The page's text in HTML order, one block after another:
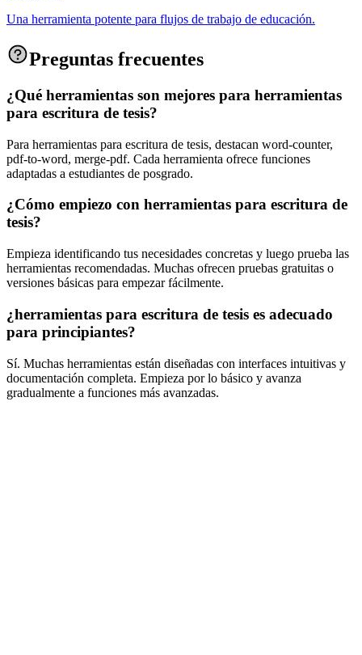
Una herramienta potente para flujos de trabajo de educación.
Preguntas frecuentes
¿Qué herramientas son mejores para herramientas
para escritura de tesis?
Para herramientas para escritura de tesis, destacan word-counter,
pdf-to-word, merge-pdf. Cada herramienta ofrece funciones
adaptadas a estudiantes de posgrado.
¿Cómo empiezo con herramientas para escritura de
tesis?
Empieza identificando tus necesidades concretas y luego prueba las
herramientas recomendadas. Muchas ofrecen pruebas gratuitas o
versiones básicas para empezar fácilmente.
¿herramientas para escritura de tesis es adecuado
para principiantes?
Sí. Muchas herramientas están diseñadas con interfaces intuitivas y
documentación completa. Empieza por lo básico y avanza
gradualmente a funciones más avanzadas.